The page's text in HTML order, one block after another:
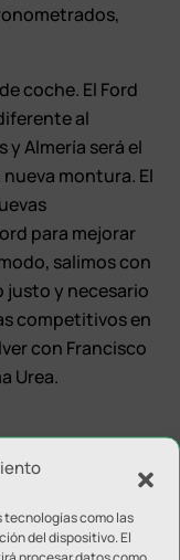
tecnologías como las
del dispositivo. El
coche. El Ford
al
Almería será el
montura. El
para mejorar
salimos con
justo y necesario
competitivos en
con Francisco
Urea.